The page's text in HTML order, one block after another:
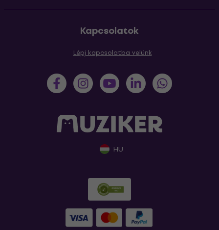
Kapcsolatok
Lépj kapcsolatba velünk
HU